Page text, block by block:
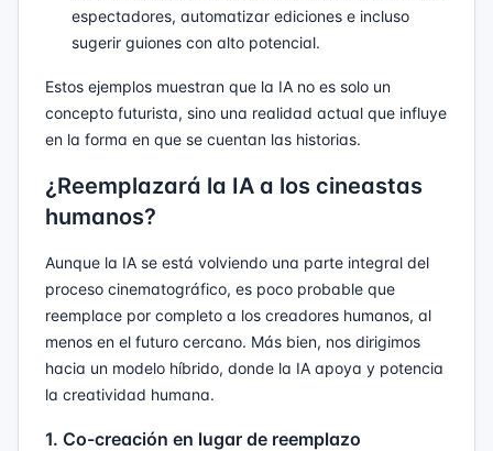
espectadores, automatizar ediciones e incluso
sugerir guiones con alto potencial.
Estos ejemplos muestran que la IA no es solo un
concepto futurista, sino una realidad actual que influye
en la forma en que se cuentan las historias.
¿Reemplazará la IA a los cineastas
humanos?
Aunque la IA se está volviendo una parte integral del
proceso cinematográfico, es poco probable que
reemplace por completo a los creadores humanos, al
menos en el futuro cercano. Más bien, nos dirigimos
hacia un modelo híbrido, donde la IA apoya y potencia
la creatividad humana.
1. Co-creación en lugar de reemplazo